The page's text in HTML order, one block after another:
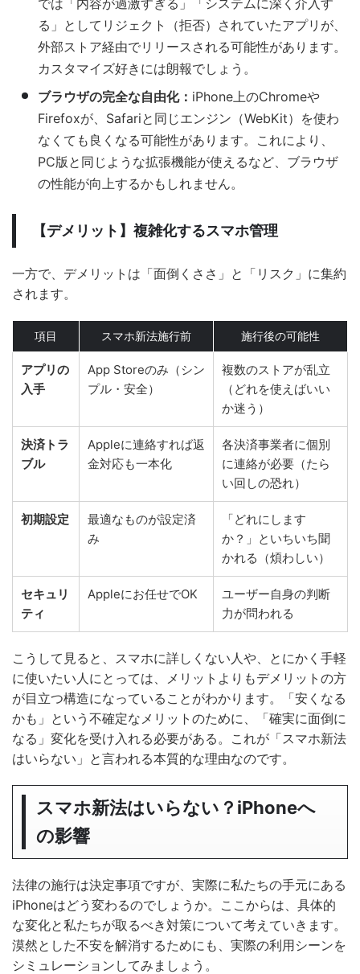
る」としてリジェクト（拒否）されていたアプリが、
外部ストア経由でリリースされる可能性があります。
カスタマイズ好きには朗報でしょう。
ブラウザの完全な自由化： iPhone上のChromeや
Firefoxが、Safariと同じエンジン（WebKit）を使わ
なくても良くなる可能性があります。これにより、
PC版と同じような拡張機能が使えるなど、ブラウザ
の性能が向上するかもしれません。
【デメリット】複雑化するスマホ管理
一方で、デメリットは「面倒くささ」と「リスク」に集約
されます。
項目 スマホ新法施行前 施行後の可能性
アプリの
入手
App Storeのみ（シン
プル・安全）
複数のストアが乱立
（どれを使えばいい
か迷う）
決済トラ
ブル
Appleに連絡すれば返
金対応も一本化
各決済事業者に個別
に連絡が必要（たら
い回しの恐れ）
初期設定
最適なものが設定済
み
「どれにします
か？」といちいち聞
かれる（煩わしい）
セキュリ
ティ
Appleにお任せでOK
ユーザー自身の判断
力が問われる
こうして見ると、スマホに詳しくない人や、とにかく手軽
に使いたい人にとっては、メリットよりもデメリットの方
が目立つ構造になっていることがわかります。「安くなる
かも」という不確定なメリットのために、「確実に面倒に
なる」変化を受け入れる必要がある。これが「スマホ新法
はいらない」と言われる本質的な理由なのです。
スマホ新法はいらない？iPhoneへ
の影響
法律の施行は決定事項ですが、実際に私たちの手元にある
iPhoneはどう変わるのでしょうか。ここからは、具体的
な変化と私たちが取るべき対策について考えていきます。
漠然とした不安を解消するためにも、実際の利用シーンを
シミュレーションしてみましょう。